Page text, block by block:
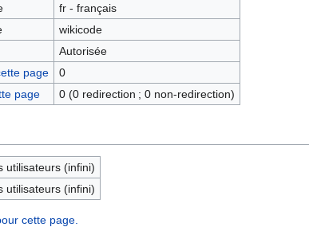
fr - français
wikicode
Autorisée
page
0
page
0 (0 redirection ; 0 non-redirection)
utilisateurs (infini)
utilisateurs (infini)
cette page.